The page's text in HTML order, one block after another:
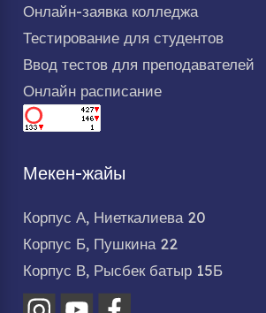
Онлайн-заявка колледжа
Тестирование для студентов
Ввод тестов для преподавателей
Онлайн расписание
Мекен-жайы
Корпус А, Ниеткалиева 20
Корпус Б, Пушкина 22
Корпус В, Рысбек батыр 15Б